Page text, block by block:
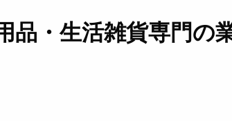
品・生活雑貨専門の